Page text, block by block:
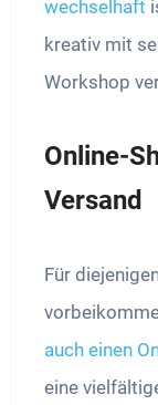
wechselhaft
kreativ mit
Workshop
Online-
Versand
Für
auch einen
eine